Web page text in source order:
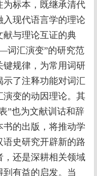
为标本，既继承清代
入现代语言学的理论
献与理论互证的典
词汇演变”的研究范
规律，为常用词研
了注释功能对词汇
演变的动因理论。其
”也为文献训诂和辞
的出版，将推动学
史研究开辟新的路
还是深耕相关领域
有益的启发。当